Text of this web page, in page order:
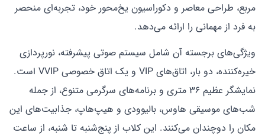
مربع، طراحی معاصر و دکوراسیون یخ‌محور خود، تجربه‌ای منحصر
به فرد از مهمانی را ارائه می‌دهد.
ویژگی‌های برجسته آن شامل سیستم صوتی پیشرفته، نورپردازی
خیره‌کننده، دو بار، اتاق‌های VIP و یک اتاق خصوصی VVIP است.
نمایشگر عظیم ۳۶ متری و برنامه‌های سرگرمی متنوع، از جمله
شب‌های موسیقی هاوس، بالیوودی و هیپ‌هاپ، جذابیت‌های این
مکان را دوچندان می‌کنند. این کلاب از پنج‌شنبه تا شنبه، از ساعت